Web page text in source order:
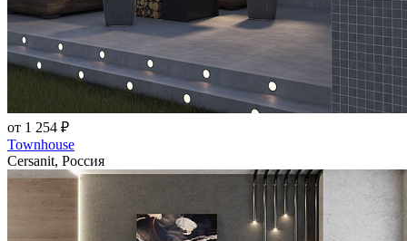
от 1 254 ₽
Townhouse
Cersanit, Россия